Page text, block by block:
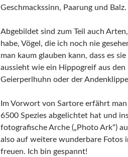
Geschmackssinn, Paarung und Balz.
Abgebildet sind zum Teil auch
habe, Vögel, die ich noch nie
man kaum glauben kann, dass es
aussieht wie ein Hippogreif aus
Geierperlhuhn oder der
Im Vorwort von Sartore erfährt
6500 Spezies abgelichtet hat und
fotografische Arche („Photo Ark“)
also auf weitere wunderbare Fotos
freuen. Ich bin gespannt!